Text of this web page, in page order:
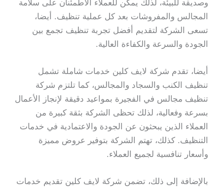
وصديقة للبيئة، لذلك يمكن للعملاء الاطمئنان على سلامة
المجالس والمفروشات بعد كل عملية تنظيف. أيضا،
تسعى الشركة لتقديم أفضل تجربة تنظيف تجمع بين
الجودة والسرعة والكفاءة العالية.
أيضا، تقدم شركة لايف كلين خدمات شاملة تشمل
تنظيف الكنب والسجاد والمجالس، كما تلتزم شركة
تنظيف مجالس في الفجيرة بمواعيد دقيقة لإنجاز الأعمال
بسرعة وفعالية، لذلك تحظى الشركة بثقة كبيرة من
العملاء الذين يبحثون عن الجودة والاعتمادية في خدمات
التنظيف. كذلك، تهتم الشركة بتوفير عروض مميزة
وأسعار تنافسية لجميع العملاء.
بالإضافة إلى ذلك، تضمن شركة لايف كلين تقديم خدمات